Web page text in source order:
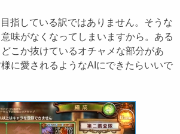
指している訳ではありません。そうな
味がなくなってしまいますから。ある
こか抜けているオチャメな部分があ
に愛されるようなAIにできたらいいで